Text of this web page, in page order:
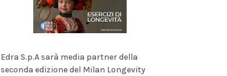
Edra S.p.A sarà media partner della
seconda edizione del Milan Longevity